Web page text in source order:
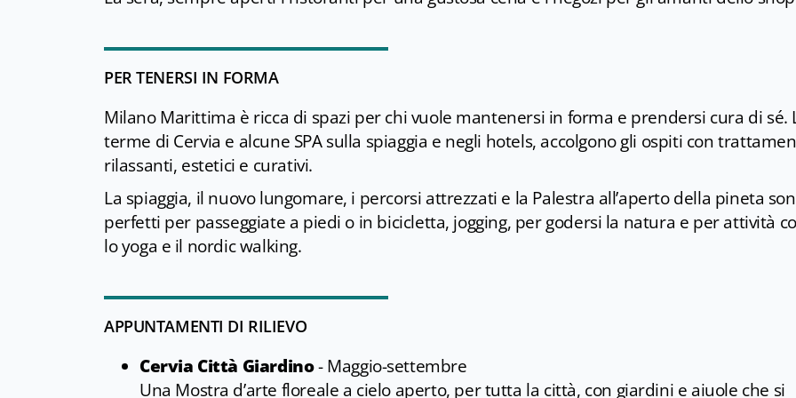
PER TENERSI IN FORMA
Milano Marittima è ricca di spazi per chi vuole mantenersi in forma e prendersi cura di sé.
terme di Cervia e alcune SPA sulla spiaggia e negli hotels, accolgono gli ospiti con
rilassanti, estetici e curativi.
La spiaggia, il nuovo lungomare, i percorsi attrezzati e la Palestra all’aperto della pineta
perfetti per passeggiate a piedi o in bicicletta, jogging, per godersi la natura e per attività
lo yoga e il nordic walking.
APPUNTAMENTI DI RILIEVO
Cervia Città Giardino- Maggio-settembre
Una Mostra d’arte floreale a cielo aperto, per tutta la città, con giardini e aiuole che si